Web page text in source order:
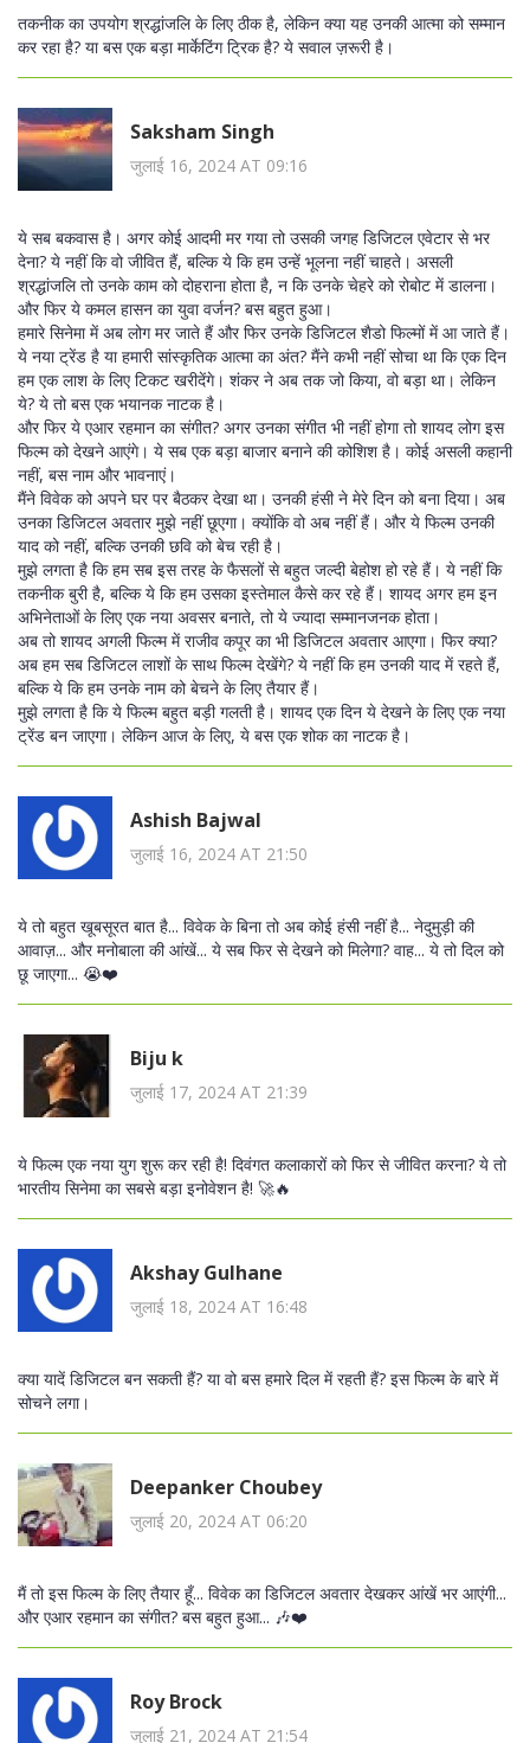
तकनीक का उपयोग श्रद्धांजलि के लिए ठीक है, लेकिन क्या यह उनकी आत्मा को सम्मान
कर रहा है? या बस एक बड़ा मार्केटिंग ट्रिक है? ये सवाल ज़रूरी है।
Saksham Singh
जुलाई 16, 2024 AT 09:16
ये सब बकवास है। अगर कोई आदमी मर गया तो उसकी जगह डिजिटल एवेटार से भर
देना? ये नहीं कि वो जीवित हैं, बल्कि ये कि हम उन्हें भूलना नहीं चाहते। असली
श्रद्धांजलि तो उनके काम को दोहराना होता है, न कि उनके चेहरे को रोबोट में डालना।
और फिर ये कमल हासन का युवा वर्जन? बस बहुत हुआ।
हमारे सिनेमा में अब लोग मर जाते हैं और फिर उनके डिजिटल शैडो फिल्मों में आ जाते हैं।
ये नया ट्रेंड है या हमारी सांस्कृतिक आत्मा का अंत? मैंने कभी नहीं सोचा था कि एक दिन
हम एक लाश के लिए टिकट खरीदेंगे। शंकर ने अब तक जो किया, वो बड़ा था। लेकिन
ये? ये तो बस एक भयानक नाटक है।
और फिर ये एआर रहमान का संगीत? अगर उनका संगीत भी नहीं होगा तो शायद लोग इस
फिल्म को देखने आएंगे। ये सब एक बड़ा बाजार बनाने की कोशिश है। कोई असली कहानी
नहीं, बस नाम और भावनाएं।
मैंने विवेक को अपने घर पर बैठकर देखा था। उनकी हंसी ने मेरे दिन को बना दिया। अब
उनका डिजिटल अवतार मुझे नहीं छूएगा। क्योंकि वो अब नहीं हैं। और ये फिल्म उनकी
याद को नहीं, बल्कि उनकी छवि को बेच रही है।
मुझे लगता है कि हम सब इस तरह के फैसलों से बहुत जल्दी बेहोश हो रहे हैं। ये नहीं कि
तकनीक बुरी है, बल्कि ये कि हम उसका इस्तेमाल कैसे कर रहे हैं। शायद अगर हम इन
अभिनेताओं के लिए एक नया अवसर बनाते, तो ये ज्यादा सम्मानजनक होता।
अब तो शायद अगली फिल्म में राजीव कपूर का भी डिजिटल अवतार आएगा। फिर क्या?
अब हम सब डिजिटल लाशों के साथ फिल्म देखेंगे? ये नहीं कि हम उनकी याद में रहते हैं,
बल्कि ये कि हम उनके नाम को बेचने के लिए तैयार हैं।
मुझे लगता है कि ये फिल्म बहुत बड़ी गलती है। शायद एक दिन ये देखने के लिए एक नया
ट्रेंड बन जाएगा। लेकिन आज के लिए, ये बस एक शोक का नाटक है।
Ashish Bajwal
जुलाई 16, 2024 AT 21:50
ये तो बहुत खूबसूरत बात है... विवेक के बिना तो अब कोई हंसी नहीं है... नेदुमुड़ी की
आवाज़... और मनोबाला की आंखें... ये सब फिर से देखने को मिलेगा? वाह... ये तो दिल को
छू जाएगा... 😭❤️
Biju k
जुलाई 17, 2024 AT 21:39
ये फिल्म एक नया युग शुरू कर रही है! दिवंगत कलाकारों को फिर से जीवित करना? ये तो
भारतीय सिनेमा का सबसे बड़ा इनोवेशन है! 🚀🔥
Akshay Gulhane
जुलाई 18, 2024 AT 16:48
क्या यादें डिजिटल बन सकती हैं? या वो बस हमारे दिल में रहती हैं? इस फिल्म के बारे में
सोचने लगा।
Deepanker Choubey
जुलाई 20, 2024 AT 06:20
मैं तो इस फिल्म के लिए तैयार हूँ... विवेक का डिजिटल अवतार देखकर आंखें भर आएंगी...
और एआर रहमान का संगीत? बस बहुत हुआ... 🎶❤️
Roy Brock
जुलाई 21, 2024 AT 21:54